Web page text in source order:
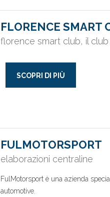
FLORENCE SMART
florence smart club, il
SCOPRI DI PIÙ
FULMOTORSPORT
elaborazioni centraline
FulMotorsport è una azienda
automotive.